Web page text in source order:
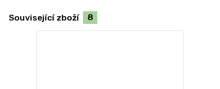
Související zboží 8